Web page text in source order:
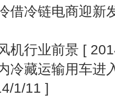
借冷链电商迎新
机行业前景 [
冷藏运输用车进
1/11 ]